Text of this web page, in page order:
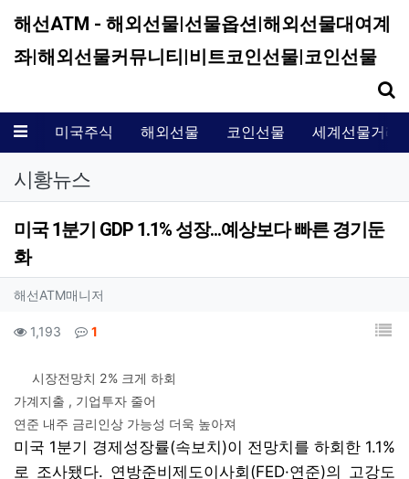
해선ATM - 해외선물|선물옵션|해외선물대여계
좌|해외선물커뮤니티|비트코인선물|코인선물
메뉴 미국주식 해외선물 코인선물 세계선물거래
시황뉴스
미국 1분기 GDP 1.1% 성장...예상보다 빠른 경기둔
화
작성자 정보
해선ATM매니저
컨텐츠 정보
1,193 조회 1 목
본문시장전망치 2% 크게 하회
가계지출 , 기업투자 줄어
연준 내주 금리인상 가능성 더욱 높아져
미국 1분기 경제성장률(속보치)이 전망치를 하회한 1.1%
로 조사됐다. 연방준비제도이사회(FED·연준)의 고강도